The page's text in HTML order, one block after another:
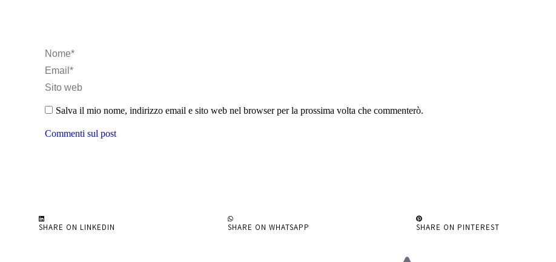
Nome *
Email *
Sito web
Salva il mio nome, indirizzo email e sito web nel browser per la prossima volta che commenterò.
Commenti sul post
SHARE ON LINKEDIN SHARE ON WHATSAPP SHARE ON PINTEREST